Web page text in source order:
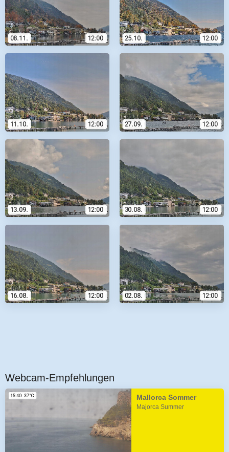
Webcam-Empfehlungen
Mallorca Sommer
Majorca Summer